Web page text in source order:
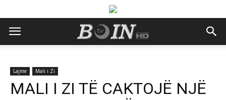
Lajme Mali i Zi
MALI I ZI TË CAKTOJË NJË